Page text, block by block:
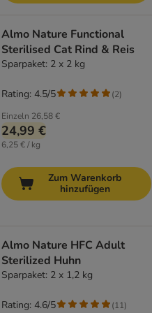
Almo Nature Functional
Sterilised Cat Rind & Reis
Sparpaket: 2 x 2 kg
Einzeln 26,58 €
24,99 €
6,25 € / kg
Rating: 4.5/5 (2)
Zum Warenkorb
hinzufügen
Almo Nature HFC Adult
Sterilized Huhn
Sparpaket: 2 x 1,2 kg
Rating: 4.6/5 (11)